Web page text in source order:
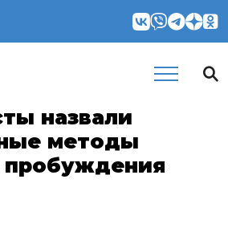
назвали
методы
пробуждения